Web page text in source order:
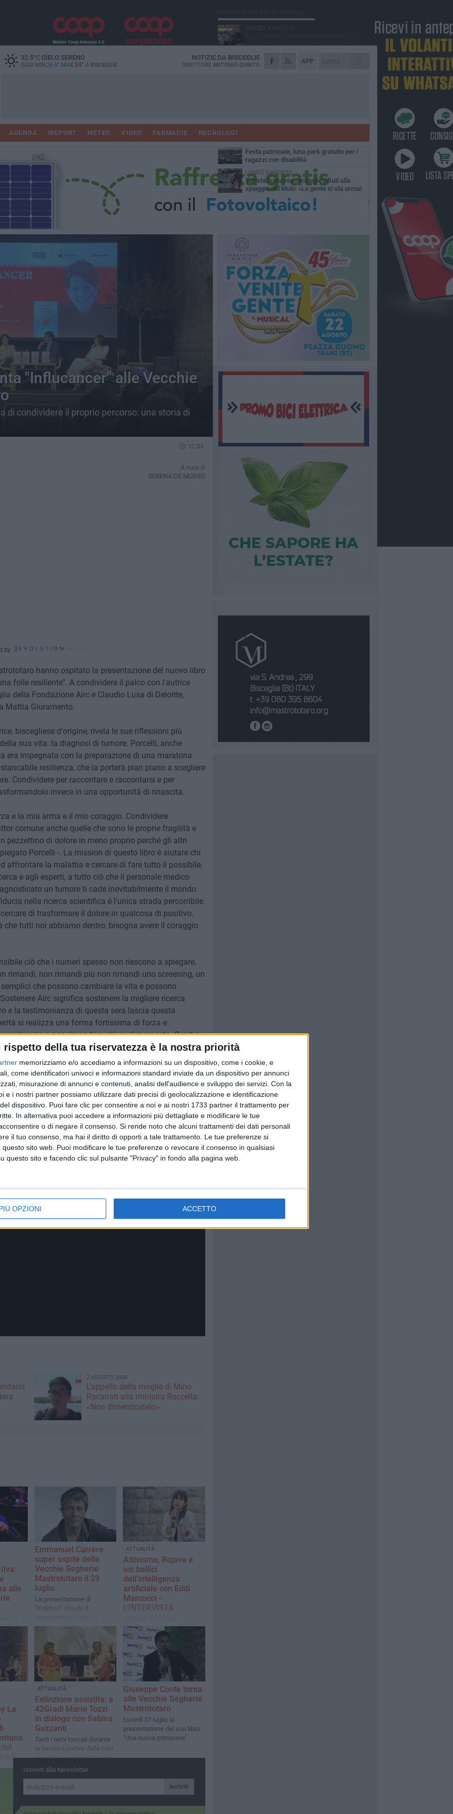
rispetto della tua riservatezza è la nostra priorità
memorizziamo e/o accediamo a informazioni su un dispositivo, come i cookie, e
come identificatori univoci e informazioni standard inviate da un dispositivo per annunci
misurazione di annunci e contenuti, analisi dell'audience e sviluppo dei servizi. Con la
e i nostri partner possiamo utilizzare dati precisi di geolocalizzazione e identificazione
dispositivo. Puoi fare clic per consentire a noi e ai nostri 1733 partner il trattamento per
In alternativa puoi accedere a informazioni più dettagliate e modificare le tue
o di negare il consenso. Si rende noto che alcuni trattamenti dei dati personali
il tuo consenso, ma hai il diritto di opporti a tale trattamento. Le tue preferenze si
sito web. Puoi modificare le tue preferenze o revocare il consenso in qualsiasi
questo sito e facendo clic sul pulsante "Privacy" in fondo alla pagina web.
OPZIONI ACCETTO
32.5°CCIELO SERENO
OGGI MIN 26.5° MAX 34° A BISCEGLIE
APP
NOTIZIE DA BISCEGLIE
DIRETTORE ANTONIO QUINTO
AGENDA IREPORT METEO VIDEO FARMACIE NECROLOGI
"Influcancer" alle Vecchie
di condividere il proprio percorso: una storia di
12.53
A cura di
SERENA DE MUSSO
by
hanno ospitato la presentazione del nuovo libro
folle resiliente". A condividere il palco con l'autrice
della Fondazione Airc e Claudio Lusa di Deloitte,
Mattia Giuramento.
biscegliese d'origine, rivela le sue riflessioni più
sua vita: la diagnosi di tumore. Porcelli, anche
era impegnata con la preparazione di una maratona.
resilienza, che la porterà pian piano a scegliere
Condividere per raccontare e raccontarsi e per
invece in una opportunità di rinascita.
e la mia arma e il mio coraggio. Condividere
comune anche quelle che sono le proprie fragilità e
pezzettino di dolore in meno proprio perché gli altri
Porcelli -. La mission di questo libro è aiutare chi
affrontare la malattia e cercare di fare tutto il possibile,
e agli esperti, a tutto ciò che il personale medico
un tumore ti cade inevitabilmente il mondo
nella ricerca scientifica è l'unica strada percorribile.
di trasformare il dolore in qualcosa di positivo.
che tutti noi abbiamo dentro, bisogna avere il coraggio
ciò che i numeri spesso non riescono a spiegare,
rimandi, non rimandi più non rimandi uno screening, un
che possono cambiare la vita e possono
Airc significa sostenere la migliore ricerca
e la testimonianza di questa sera lascia questa
si realizza una forma fortissima di forza e
e a non rimandare più quel momento. Perché
una scelta importantissima e stai scegliendo un
Forte, Presidente del Comitato Puglia di Fondazione
7 AGOSTO 2026
L'appello della moglie di Mino
Racanati alla ministra Roccella:
«Non dimenticatelo»
alle
in
libro
Emmanuel Carrère
super ospite delle
Vecchie Segherie
Mastrototaro il 29
luglio
La presentazione di
“Kolchoz” chiude il
libreria
ATTUALITÀ
Attivismo, Rojava e
usi bellici
dell'intelligenza
artificiale con Eddi
Marcucci -
L'INTERVISTA
proteggimi" è stata ospite
della rassegna 42Gradi
presso le Vecchie Segherie
Mastrototaro
La
ATTUALITÀ
Estinzione assistita: a
42Gradi Mario Tozzi
in dialogo con Sabina
Guzzanti
​Tanti i temi toccati durante
la serata a partire dalla crisi
climatica e ambientale sino
a questioni di attualità
Giuseppe Conte torna
alle Vecchie Segherie
Mastrototaro
Lunedì 27 luglio la
presentazione del suo libro
"Una nuova primavera"
Iscriviti alla Newsletter
Iscriviti
un'esibizione improvvisata in aeroporto a
MARTEDÌ 4 AGOSTO
Emergenza caldo, il Comune di Bisceglie
Due auto incendiate nella notte in via Dieta
MERCOLEDÌ 5 AGOSTO
Festa patronale, luna park gratuito per i
ragazzi con disabilità
LUNEDÌ 3 AGOSTO
Turista francese raccoglie rifiuti alla
spiaggia del Molo: «La gente si sta ormai